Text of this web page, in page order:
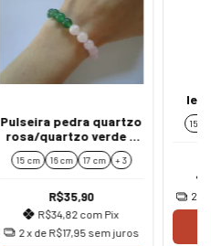
Pulseira pedra quartzo
rosa/quartzo verde 8
mm
15 cm 16 cm 17 cm + 3
R$35,90
R$34,82 com Pix
2x de R$17,95 sem juros
15
2